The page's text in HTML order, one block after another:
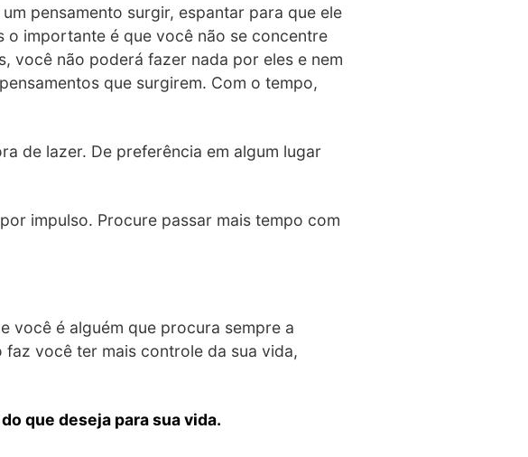
pensamento surgir, espantar para que ele
o importante é que você não se concentre
você não poderá fazer nada por eles e nem
que surgirem. Com o tempo,
de lazer. De preferência em algum lugar
impulso. Procure passar mais tempo com
você é alguém que procura sempre a
você ter mais controle da sua vida,
que deseja para sua vida.